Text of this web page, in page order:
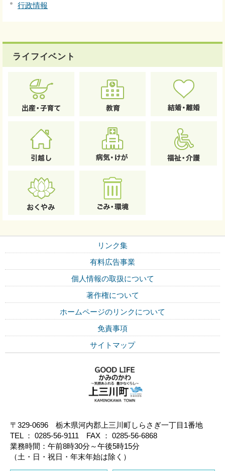
行政情報
ライフイベント
リンク集
有料広告事業
個人情報の取扱について
著作権について
ホームページのリンクについて
免責事項
サイトマップ
〒329-0696 栃木県河内郡上三川町しらさぎ一丁目1番地
TEL ： 0285-56-9111 FAX ： 0285-56-6868
業務時間：午前8時30分～午後5時15分
（土・日・祝日・年末年始は除く）